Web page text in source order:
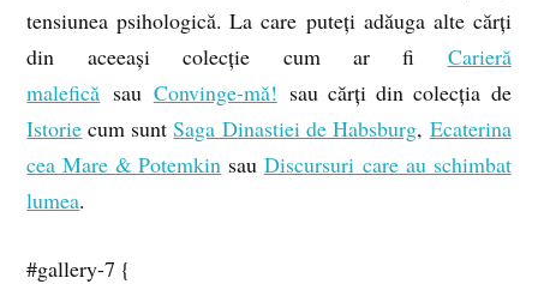
tensiunea psihologică. La care puteți adăuga alte cărți
din aceeași colecție cum ar fi Carieră
malefică sau Convinge-mă! sau cărți din colecția de
Istorie cum suntSaga Dinastiei de Habsburg, Ecaterina
cea Mare & Potemkin sau Discursuri care au schimbat
lumea.
#gallery-7 {